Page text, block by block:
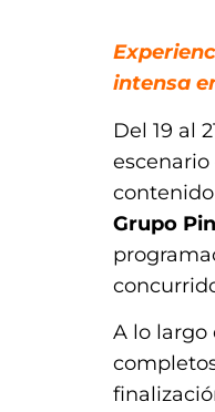
intensa
Del 19 al
escenario
Grupo
A lo largo